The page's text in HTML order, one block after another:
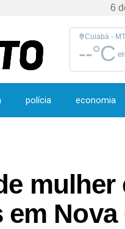
Cuiabá - MT
--°C
polícia economia
6